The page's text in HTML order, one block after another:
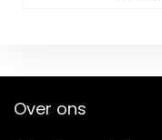
Over ons